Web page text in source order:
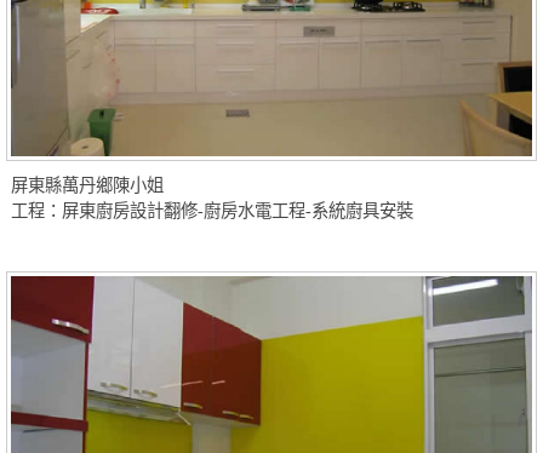
屏東縣萬丹鄉陳小姐
工程：屏東廚房設計翻修-廚房水電工程-系統廚具安裝